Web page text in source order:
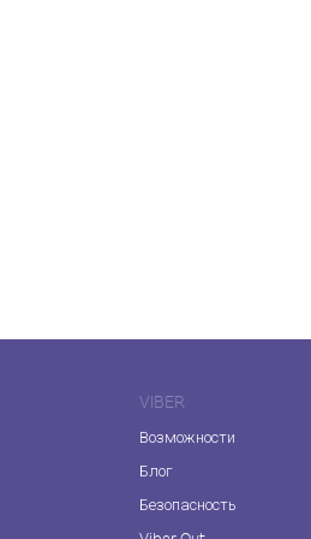
VIBER
Возможности
Блог
Безопасность